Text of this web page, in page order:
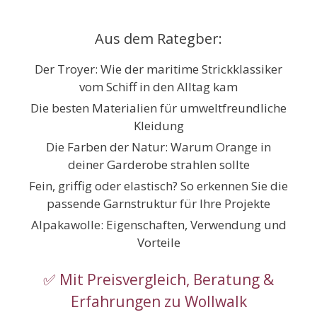
Aus dem Rategber:
Der Troyer: Wie der maritime Strickklassiker
vom Schiff in den Alltag kam
Die besten Materialien für umweltfreundliche
Kleidung
Die Farben der Natur: Warum Orange in
deiner Garderobe strahlen sollte
Fein, griffig oder elastisch? So erkennen Sie die
passende Garnstruktur für Ihre Projekte
Alpakawolle: Eigenschaften, Verwendung und
Vorteile
✅ Mit Preisvergleich, Beratung &
Erfahrungen zu Wollwalk